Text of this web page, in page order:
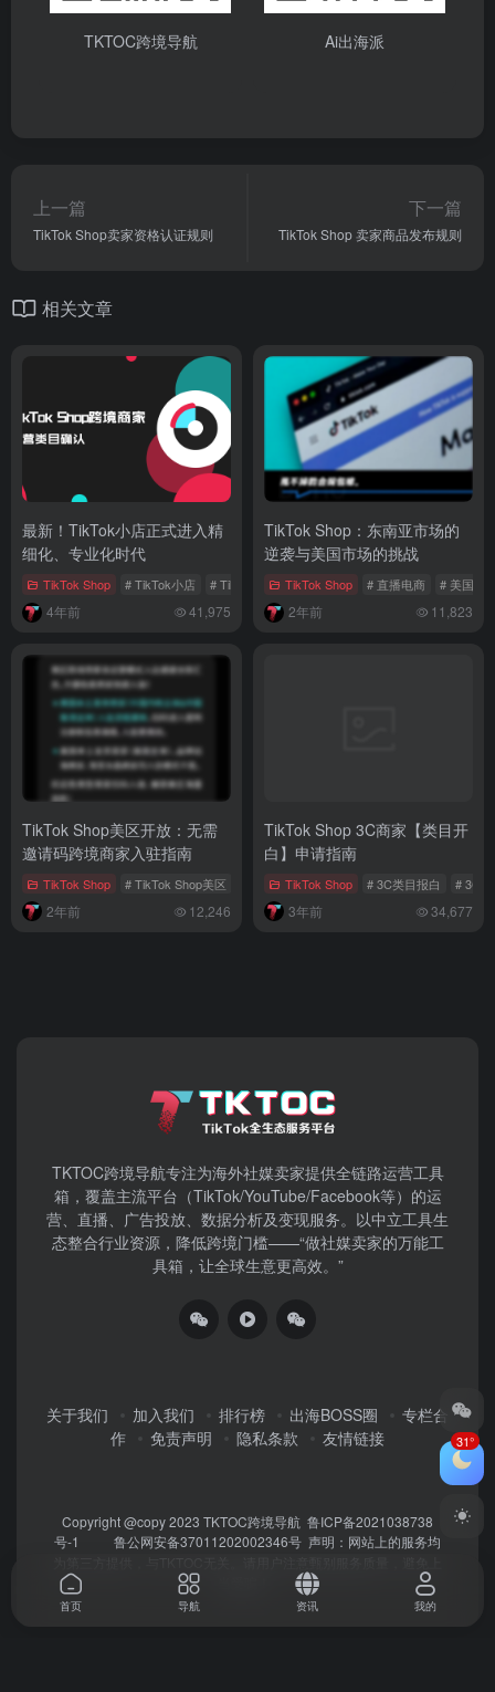
TKTOC跨境导航 Ai出海派
上一篇
TikTok Shop卖家资格认证规则
下一篇
TikTok Shop 卖家商品发布规则
相关文章
最新！TikTok小店正式进入精
细化、专业化时代
TikTok Shop # TikTok小店 # TikTok Shop类目
4年前 41,975
TikTok Shop：东南亚市场的
逆袭与美国市场的挑战
TikTok Shop # 直播电商 # 美国市
2年前 11,823
TikTok Shop美区开放：无需
邀请码跨境商家入驻指南
TikTok Shop # TikTok Shop美区 # TikTok Shop美区邀请码 # TikTok美区跨境
2年前 12,246
TikTok Shop 3C商家【类目开
白】申请指南
TikTok Shop # 3C类目报白 # 3C
3年前 34,677
TKTOC跨境导航​专注为海外社媒卖家提供全链路运营工具
箱，覆盖主流平台（TikTok/YouTube/Facebook等）​的运
营、直播、广告投放、数据分析及变现服务。以中立工具生
态整合行业资源，降低跨境门槛——“做社媒卖家的万能工
具箱，让全球生意更高效。”
关于我们 加入我们 排行榜 出海BOSS圈
专栏合
作
免责声明 隐私条款 友情链接
Copyright @copy 2023 TKTOC跨境导航 鲁ICP备2021038738
号-1
鲁公网安备37011202002346号 声明：网站上的服务均
31°
首页 导航 资讯 我的